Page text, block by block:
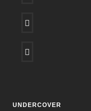
UNDERCOVER